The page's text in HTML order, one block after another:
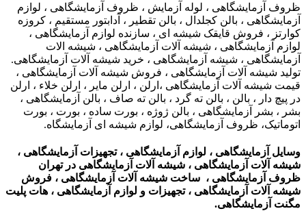
ظروف آزمایشگاهی ، لوله آزمایش ، ظروف آزمایشگاهی ، لوازم
آزمایشگاهی ، بالن کجلدال ، بالن تقطیر ، آدابتور مستقیم ، کروزه
کوارتز ، فروش قایقک شیشه ای ، سازنده لوازم آزمایشگاهی ،
لوازم آزمایشگاهی ، شیشه آلات آزمایشگاهی ، شیشه الات
آزمایشگاهی ، شیشه آزمایشگاهی ، خرید شیشه آلات آزمایشگاهی.
تولید شیشه آلات آزمایشگاهی ، فروش شیشه آلات آزمایشگاهی ،
قیمت شیشه آلات آزمایشگاهی ،ارلن ، ارلن مایر ، ارلن خلاء ، ارلن
در پیچ دار ، بالن ، بالن ته گرد ، بالن ته صاف ، بالن آزمایشگاهی ،
بشر ، بشر آزمایشگاهی ، بالن ژوژه ، بورت ساده ، بورت ، بورت
اتوماتیک، ظروف آزمایشگاهی، لوازم شیشه ای آزمایشگاه.
وسایل آزمایشگاهی ، لوازم آزمایشگاهی ، تجهیزات آزمایشگاهی ،
شیشه آلات آزمایشگاهی ، شیشه آلات آزمایشگاهی در تهران
ظروف آزمایشگاهی ، ساخت شیشه آلات آزمایشگاهی ، فروش
شیشه آلات آزمایشگاهی ، تجهیزات و لوازم آزمایشگاهی ، هات پلیت
مگنت آزمایشگاهی.